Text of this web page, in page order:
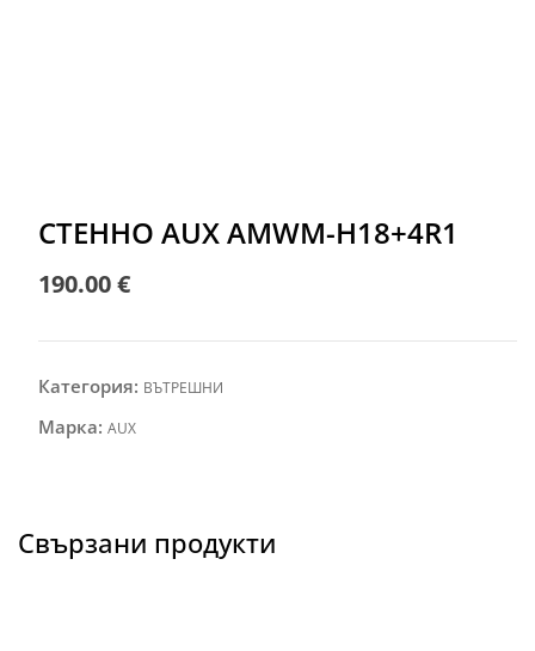
СТЕННО AUX AMWM-H18+4R1
190.00€
Категория: ВЪТРЕШНИ
Марка: AUX
Свързани продукти